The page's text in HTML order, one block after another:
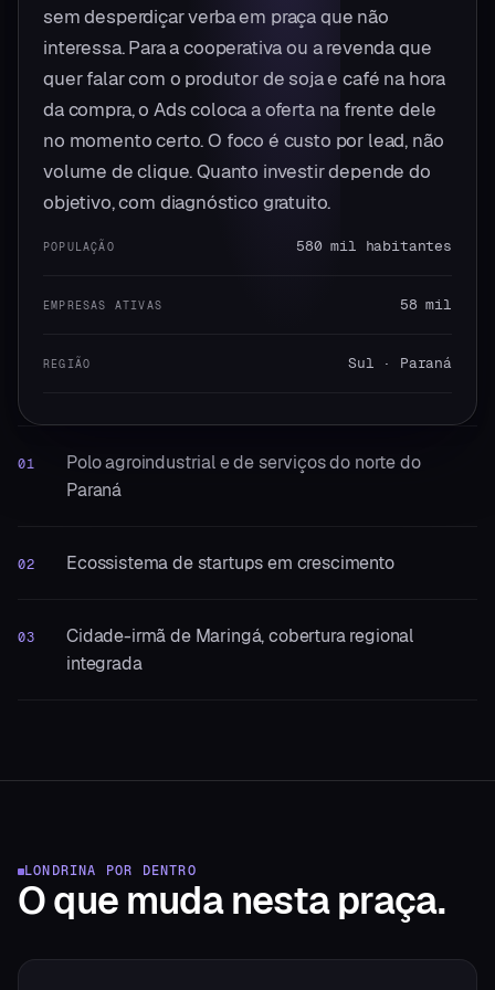
sem desperdiçar verba em praça que não
interessa. Para a cooperativa ou a revenda que
quer falar com o produtor de soja e café na hora
da compra, o Ads coloca a oferta na frente dele
no momento certo. O foco é custo por lead, não
volume de clique. Quanto investir depende do
objetivo, com diagnóstico gratuito.
POPULAÇÃO 580 mil habitantes
EMPRESAS ATIVAS 58 mil
REGIÃO Sul · Paraná
01
Polo agroindustrial e de serviços do norte do
Paraná
02 Ecossistema de startups em crescimento
03
Cidade-irmã de Maringá, cobertura regional
integrada
LONDRINA POR DENTRO
O que mudanesta praça.